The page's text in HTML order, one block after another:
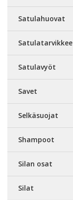
Satulahuovat
Satulavyöt
Savet
Selkäsuojat
Shampoot
Silan osat
Silat